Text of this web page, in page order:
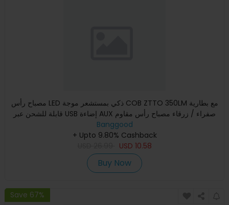
مصباح رأس LED ذكي بمستشعر موجة COB ZTTO 350LM مع بطارية
قابلة للشحن عبر USB إضاءة AUX صفراء / زرقاء مصباح رأس مقاوم
للما
Banggood
+ Upto 9.80% Cashback
USD 10.58
Buy Now
Save 67%